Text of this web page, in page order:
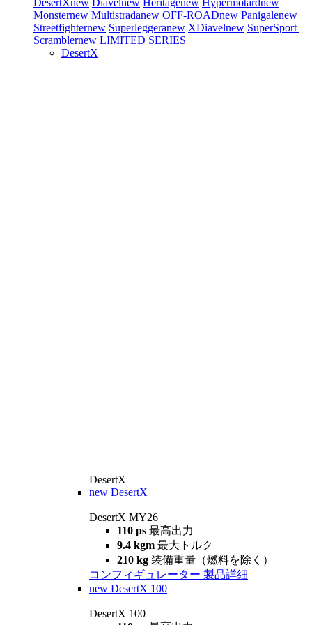
DesertXnew Diavelnew Heritagenew Hypermotardnew
Monsternew Multistradanew OFF-ROADnew Panigalenew
Streetfighternew Superleggeranew XDiavelnew SuperSport
Scramblernew LIMITED SERIES
DesertX
DesertX
new DesertX
DesertX MY26
110 ps 最高出力
9.4 kgm 最大トルク
210 kg 装備重量（燃料を除く）
コンフィギュレーター 製品詳細
new DesertX 100
DesertX 100